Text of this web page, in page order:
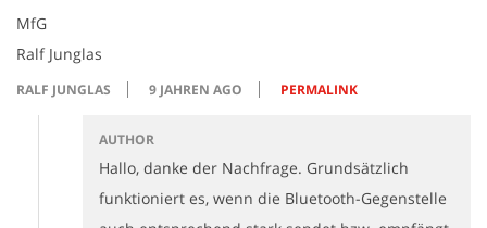
MfG
Ralf Junglas
RALF JUNGLAS 9 JAHREN AGO PERMALINK
AUTHOR
Hallo, danke der Nachfrage. Grundsätzlich
funktioniert es, wenn die Bluetooth-Gegenstelle